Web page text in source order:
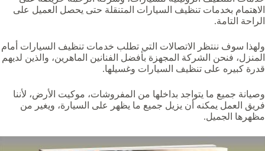
الاهتمام بخدمات تنظيف السيارات المتنقلة حتى يحصل العميل على
الراحة التامة.
ولهذا سوف ننتظر الاتصالات التي تطلب خدمات تنظيف السيارات أمام
المنزل، فنحن الشركة المجهزة بأفضل الفنانين الماهرين، والذين لديهم
قدرة كبيره على تنظيف السيارات وغسيلها.
وصيانة جميع ما يتواجد بداخلها من المفروشات، موكيت الأرض، لأننا
فريق العمل يمكنه أن يزيل جميع ما يظهر على السيارة، ويغير من
مظهرها الجميل.